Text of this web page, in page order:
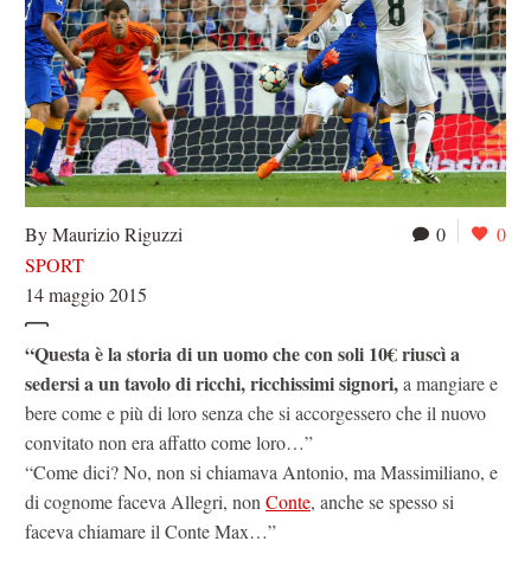
0 0
By Maurizio Riguzzi
SPORT
14 maggio 2015
“Questa è la storia di un uomo che con soli 10€ riuscì a
sedersi a un tavolo di ricchi, ricchissimi signori,a mangiare e
bere come e più di loro senza che si accorgessero che il nuovo
convitato non era affatto come loro…”
“Come dici? No, non si chiamava Antonio, ma Massimiliano, e
di cognome faceva Allegri, nonConte, anche se spesso si
faceva chiamare il Conte Max…”